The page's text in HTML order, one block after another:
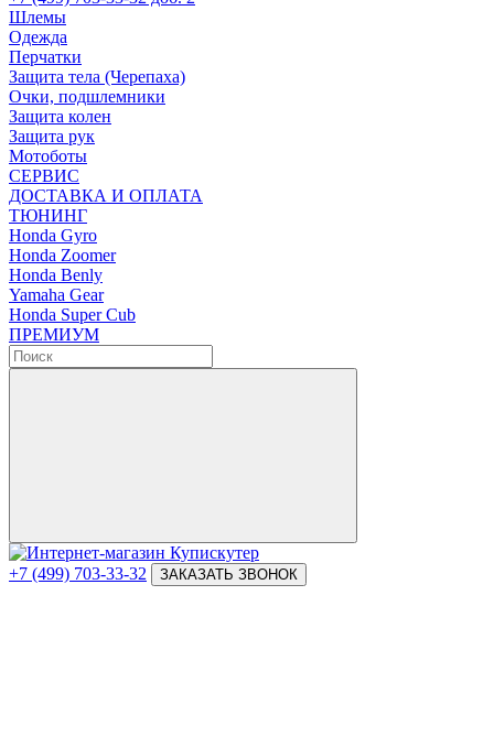
Шлемы
Одежда
Перчатки
Защита тела (Черепаха)
Очки, подшлемники
Защита колен
Защита рук
Мотоботы
СЕРВИС
ДОСТАВКА И ОПЛАТА
ТЮНИНГ
Honda Gyro
Honda Zoomer
Honda Benly
Yamaha Gear
Honda Super Cub
ПРЕМИУМ
+7 (499) 703-33-32 ЗАКАЗАТЬ ЗВОНОК